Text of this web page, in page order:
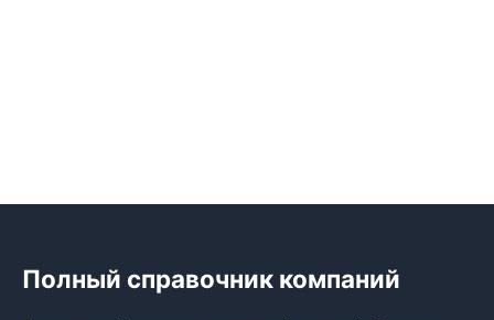
Полный справочник компаний